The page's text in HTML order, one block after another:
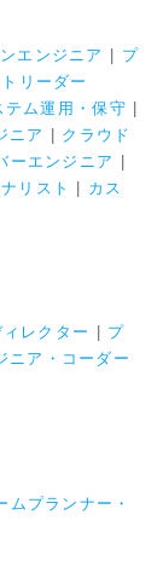
エンジニア
プ
リーダー
テム運用・保守
ニア
クラウド
ーエンジニア
リスト
カス
レクター
プ
ニア・コーダー
ムプランナー・